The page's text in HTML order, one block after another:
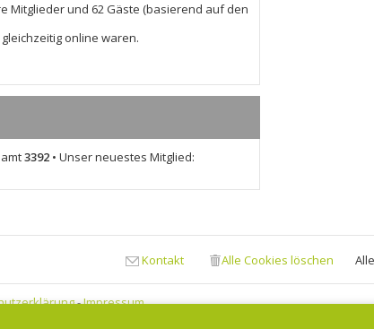
r
a
r
e
r
Mitglieder und 62 Gäste (basierend auf den
online waren.
3392 • Unser neuestes Mitglied:
Alle Cookies löschen
Kontakt
-Impressum